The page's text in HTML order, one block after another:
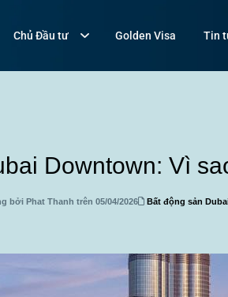
Chủ Đầu tư Golden Visa Tin
Downtown: Vì
bởi Phat Thanh trên 05/04/2026 Bất động sản